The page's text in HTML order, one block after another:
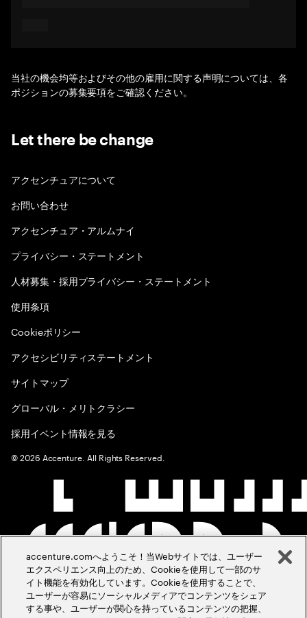
当社の機会均等およびその他の雇用に関する声明については、各
ポジションの募集要項をご確認ください。
Let there be change
アクセンチュアについて
お問い合わせ
アクセンチュア・アルムナイ
プライバシー・ステートメント
人材募集・採用プライバシー・ステートメント
使用条項
Cookieポリシー
アクセシビリティステートメント
サイトマップ
グローバル・メリトクラシー
採用イベント情報を見る
©2026 Accenture. All Rights Reserved.
accenture.comへようこそ！当Webサイトでは、ユーザー
エクスペリエンス向上のため、Cookieを使用して一部のサ
イト機能を有効化しています。Cookieを使用することで、
ユーザーが容易にソーシャルメディアでコンテンツをシェア
する事や、ユーザーが関心を持っているコンテンツの把握、